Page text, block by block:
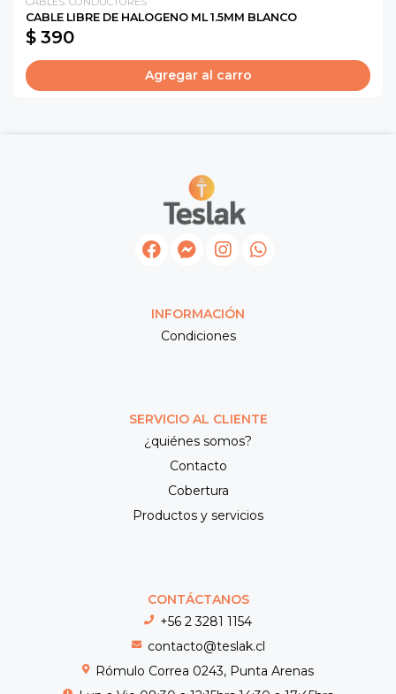
CABLE LIBRE DE HALOGENO ML 1.5MM BLANCO
$ 390
Agregar al carro
INFORMACIÓN
Condiciones
SERVICIO AL CLIENTE
¿quiénes somos?
Contacto
Cobertura
Productos y servicios
CONTÁCTANOS
+56 2 3281 1154
contacto@teslak.cl
Rómulo Correa 0243, Punta Arenas